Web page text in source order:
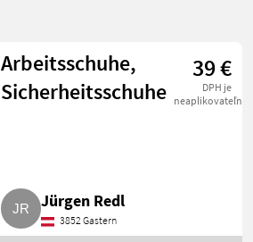
Arbeitsschuhe,
Sicherheitsschuhe
39 €
DPH je
neaplikovateľné
Jürgen Redl
3852 Gastern